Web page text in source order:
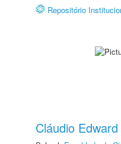
Repositório
Cláudio